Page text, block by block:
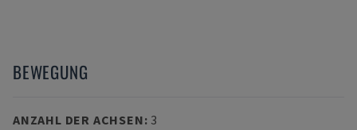
BEWEGUNG
ANZAHL DER ACHSEN: 3